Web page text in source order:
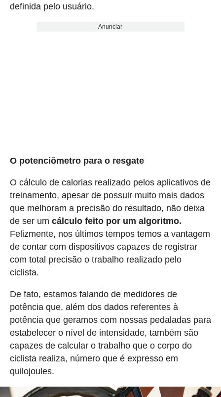
definida pelo usuário.
Anunciar
O potenciômetro para o resgate
O cálculo de calorias realizado pelos aplicativos de
treinamento, apesar de possuir muito mais dados
que melhoram a precisão do resultado, não deixa
de ser um cálculo feito por um algoritmo.
Felizmente, nos últimos tempos temos a vantagem
de contar com dispositivos capazes de registrar
com total precisão o trabalho realizado pelo
ciclista.
De fato, estamos falando de medidores de
potência que, além dos dados referentes à
potência que geramos com nossas pedaladas para
estabelecer o nível de intensidade, também são
capazes de calcular o trabalho que o corpo do
ciclista realiza, número que é expresso em
quilojoules.